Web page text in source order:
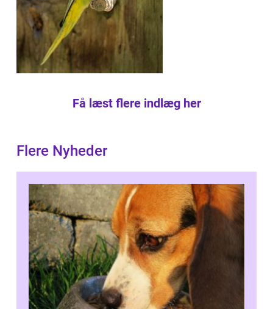
Få læst flere indlæg her
Flere Nyheder